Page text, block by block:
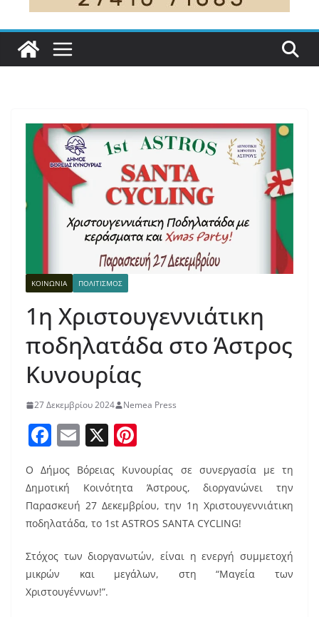
ΚΟΙΝΩΝΙΑ ΠΟΛΙΤΙΣΜΟΣ
1η Χριστουγεννιάτικη
ποδηλατάδα στο Άστρος
Κυνουρίας
27 Δεκεμβρίου 2024 Nemea Press
F
c
e
b
o
o
k
E
m
ai
X
er
e
st
Ο Δήμος Βόρειας Κυνουρίας σε συνεργασία με τη
Δημοτική Κοινότητα Άστρους, διοργανώνει την
Παρασκευή 27 Δεκεμβρίου, την 1η Χριστουγεννιάτικη
ποδηλατάδα, το 1st ASTROS SANTA CYCLING!
Στόχος των διοργανωτών, είναι η ενεργή συμμετοχή
μικρών και μεγάλων, στη “Μαγεία των
Χριστουγέννων!”.